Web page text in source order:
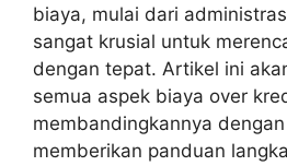
biaya, mulai dari
sangat krusial untuk
dengan tepat. Artikel ini
semua aspek biaya over
membandingkannya
memberikan panduan